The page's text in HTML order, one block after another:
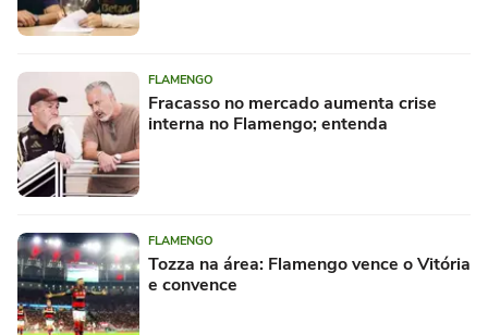
FLAMENGO
Fracasso no mercado aumenta crise
interna no Flamengo; entenda
FLAMENGO
Tozza na área: Flamengo vence o Vitória
e convence